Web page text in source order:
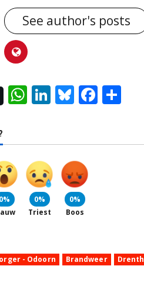
See author's posts
WhatsApp
LinkedIn
Bluesky
0%
0%
Triest
0%
Boos
- Odoorn Brandweer